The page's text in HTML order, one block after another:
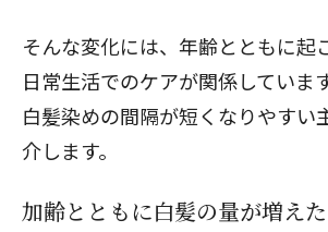
そんな変化には、年齢とともに起
日常生活でのケアが関係していま
白髪染めの間隔が短くなりやすい
介します。
加齢とともに白髪の量が増えた